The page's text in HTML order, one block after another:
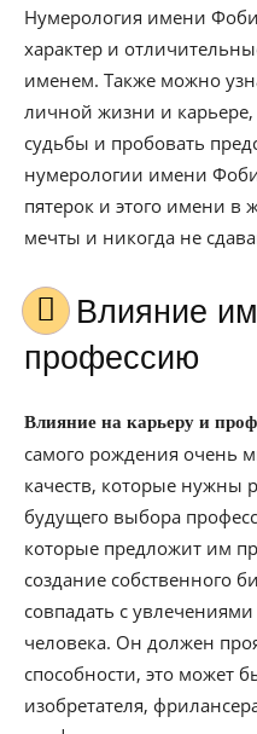
Нумерология имени
характер и
именем. Также можно
личной жизни и
судьбы и пробовать
нумерологии имени
пятерок и этого имени в
мечты и никогда не
Влияние имени Фоби на
профессию
Влияние на карьеру и
самого рождения очень
качеств, которые нужны
будущего выбора
которые предложит им
создание собственного
совпадать с
человека. Он должен
способности, это может
изобретателя,